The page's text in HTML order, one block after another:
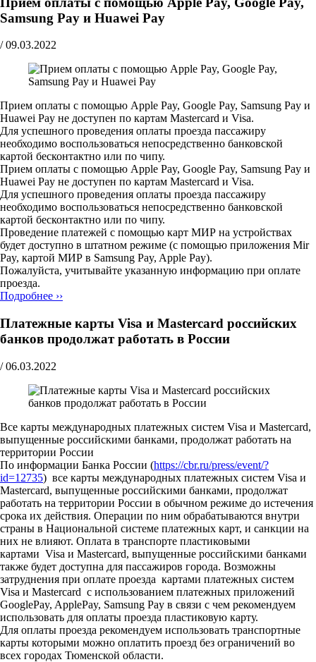
Samsung Pay и Huawei Pay
/ 09.03.2022
Прием оплаты с помощью Apple Pay, Google Pay, Samsung Pay и
Huawei Pay не доступен по картам Mastercard и Visa.
Для успешного проведения оплаты проезда пассажиру
необходимо воспользоваться непосредственно банковской
картой бесконтактно или по чипу.
Прием оплаты с помощью Apple Pay, Google Pay, Samsung Pay и
Huawei Pay не доступен по картам Mastercard и Visa.
Для успешного проведения оплаты проезда пассажиру
необходимо воспользоваться непосредственно банковской
картой бесконтактно или по чипу.
Проведение платежей с помощью карт МИР на устройствах
будет доступно в штатном режиме (с помощью приложения Mir
Pay, картой МИР в Samsung Pay, Apple Pay).
Пожалуйста, учитывайте указанную информацию при оплате
проезда.
Подробнее ››
Платежные карты Visa и Mastercard российских
банков продолжат работать в России
/ 06.03.2022
Все карты международных платежных систем Visa и Mastercard,
выпущенные российскими банками, продолжат работать на
территории России
По информации Банка России (https://cbr.ru/press/event/?
id=12735) все карты международных платежных систем Visa и
Mastercard, выпущенные российскими банками, продолжат
работать на территории России в обычном режиме до истечения
срока их действия. Операции по ним обрабатываются внутри
страны в Национальной системе платежных карт, и санкции на
них не влияют. Оплата в транспорте пластиковыми
картами Visa и Mastercard, выпущенные российскими банками
также будет доступна для пассажиров города. Возможны
затруднения при оплате проезда картами платежных систем
Visa и Mastercard с использованием платежных приложений
GooglePay, ApplePay, Samsung Pay в связи с чем рекомендуем
использовать для оплаты проезда пластиковую карту.
Для оплаты проезда рекомендуем использовать транспортные
карты которыми можно оплатить проезд без ограничений во
всех городах Тюменской области.